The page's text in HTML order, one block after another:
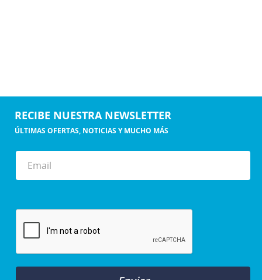
RECIBE NUESTRA NEWSLETTER
ÚLTIMAS OFERTAS, NOTICIAS Y MUCHO MÁS